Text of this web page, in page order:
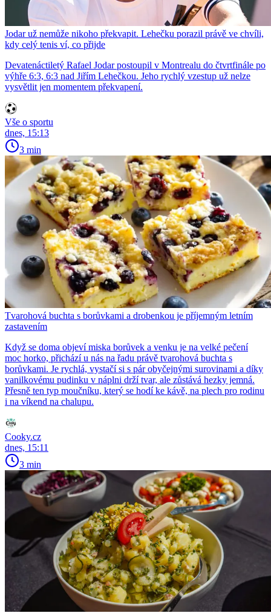
Jodar už nemůže nikoho překvapit. Lehečku porazil právě ve chvíli,
kdy celý tenis ví, co přijde
Devatenáctiletý Rafael Jodar postoupil v Montrealu do čtvrtfinále po
výhře 6:3, 6:3 nad Jiřím Lehečkou. Jeho rychlý vzestup už nelze
vysvětlit jen momentem překvapení.
Vše o sportu
dnes, 15:13
3 min
Tvarohová buchta s borůvkami a drobenkou je příjemným letním
zastavením
Když se doma objeví miska borůvek a venku je na velké pečení
moc horko, přichází u nás na řadu právě tvarohová buchta s
borůvkami. Je rychlá, vystačí si s pár obyčejnými surovinami a díky
vanilkovému pudinku v náplni drží tvar, ale zůstává hezky jemná.
Přesně ten typ moučníku, který se hodí ke kávě, na plech pro rodinu
i na víkend na chalupu.
Cooky.cz
dnes, 15:11
3 min